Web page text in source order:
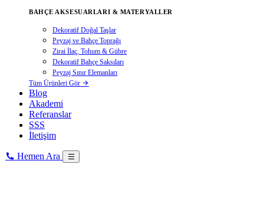
BAHÇE AKSESUARLARI & MATERYALLER
Dekoratif Doğal Taşlar
Peyzaj ve Bahçe Toprağı
Zirai İlaç, Tohum & Gübre
Dekoratif Bahçe Saksıları
Peyzaj Sınır Elemanları
Tüm Ürünleri Gör
Blog
Akademi
Referanslar
SSS
İletişim
Hemen Ara